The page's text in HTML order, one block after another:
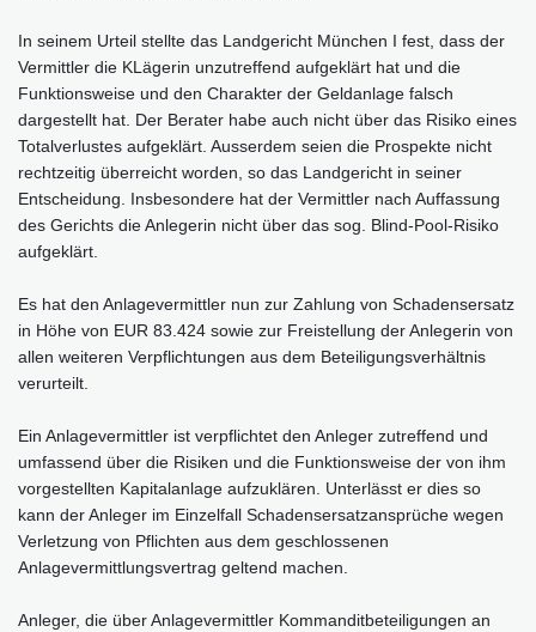
In seinem Urteil stellte das Landgericht München I fest, dass der
Vermittler die KLägerin unzutreffend aufgeklärt hat und die
Funktionsweise und den Charakter der Geldanlage falsch
dargestellt hat. Der Berater habe auch nicht über das Risiko eines
Totalverlustes aufgeklärt. Ausserdem seien die Prospekte nicht
rechtzeitig überreicht worden, so das Landgericht in seiner
Entscheidung. Insbesondere hat der Vermittler nach Auffassung
des Gerichts die Anlegerin nicht über das sog. Blind-Pool-Risiko
aufgeklärt.
Es hat den Anlagevermittler nun zur Zahlung von Schadensersatz
in Höhe von EUR 83.424 sowie zur Freistellung der Anlegerin von
allen weiteren Verpflichtungen aus dem Beteiligungsverhältnis
verurteilt.
Ein Anlagevermittler ist verpflichtet den Anleger zutreffend und
umfassend über die Risiken und die Funktionsweise der von ihm
vorgestellten Kapitalanlage aufzuklären. Unterlässt er dies so
kann der Anleger im Einzelfall Schadensersatzansprüche wegen
Verletzung von Pflichten aus dem geschlossenen
Anlagevermittlungsvertrag geltend machen.
Anleger, die über Anlagevermittler Kommanditbeteiligungen an